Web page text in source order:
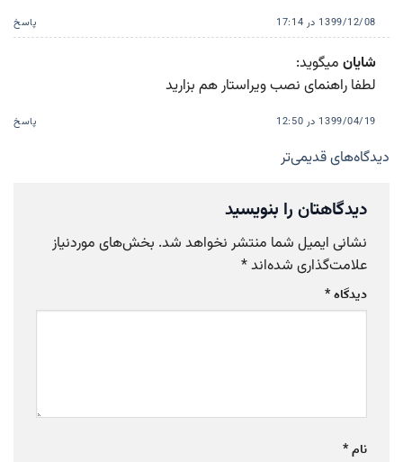
1399/12/08 در 17:14 پاسخ
شایان میگوید:
لطفا راهنمای نصب ویراستار هم بزارید
1399/04/19 در 12:50 پاسخ
ناوبری
دیدگاه‌های قدیمی‌تر
دیدگاهتان را بنویسید
نشانی ایمیل شما منتشر نخواهد شد. بخش‌های موردنیاز
علامت‌گذاری شده‌اند*
دیدگاه*
نام*